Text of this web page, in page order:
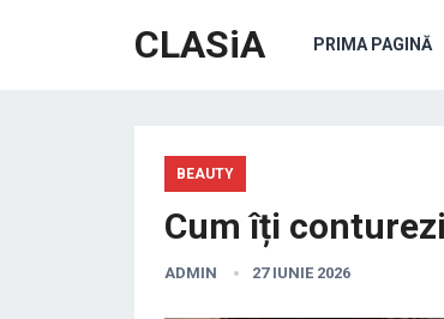
CLASiA PRIMA PAGINĂ
BEAUTY
Cum îți
ADMIN 27 IUNIE 2026